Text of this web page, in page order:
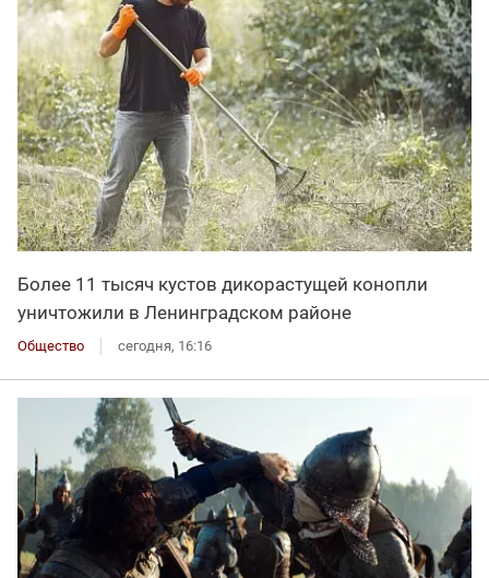
Более 11 тысяч кустов дикорастущей конопли
уничтожили в Ленинградском районе
Общество сегодня, 16:16